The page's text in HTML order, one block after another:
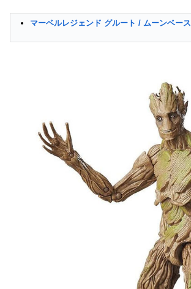
マーベルレジェンド グルート / ムーンベース